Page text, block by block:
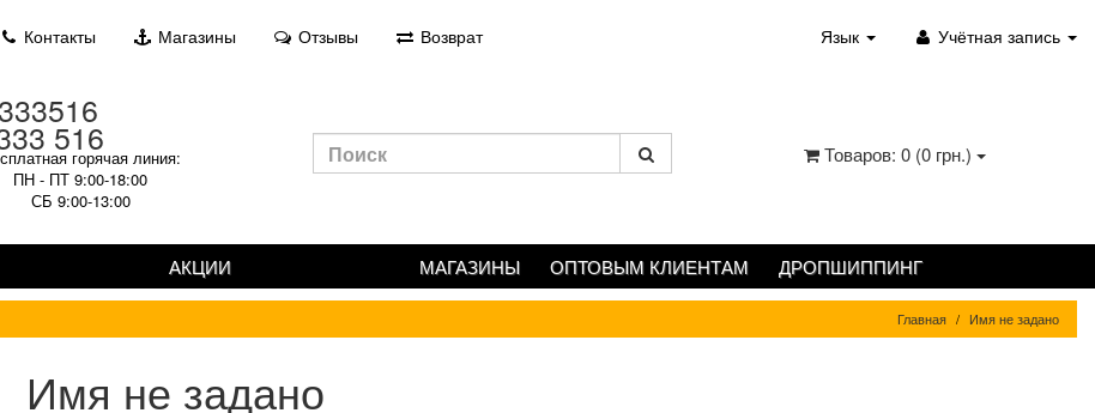
Контакты Магазины Отзывы Возврат Язык Учётная запись
516
горячая линия:
ПН - ПТ 9:00-18:00
СБ 9:00-13:00
Товаров: 0 (0 грн.)
АКЦИИ МАГАЗИНЫ ОПТОВЫМ КЛИЕНТАМ ДРОПШИППИНГ
Главная Имя не задано
Имя не задано